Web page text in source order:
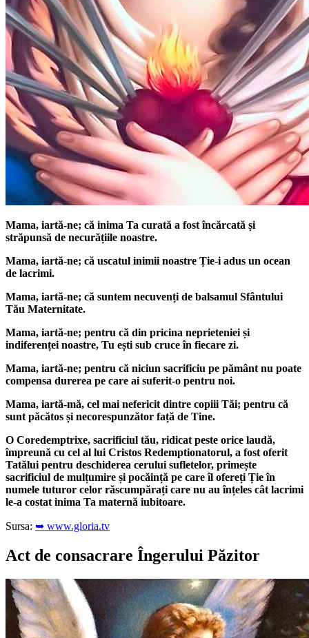
Mama, iartă-ne; că inima Ta curată a fost încărcată și
străpunsă de necurățiile noastre.
Mama, iartă-ne; că uscatul inimii noastre Ție-i adus un ocean
de lacrimi.
Mama, iartă-ne; că suntem necuvenți de balsamul Sfântului
Tău Maternitate.
Mama, iartă-ne; pentru că din pricina neprieteniei și
indiferenței noastre, Tu ești sub cruce în fiecare zi.
Mama, iartă-ne; pentru că niciun sacrificiu pe pământ nu poate
compensa durerea pe care ai suferit-o pentru noi.
Mama, iartă-mă, cel mai nefericit dintre copiii Tăi; pentru că
sunt păcătos și necorespunzător față de Tine.
O Coredemptrixe, sacrificiul tău, ridicat peste orice laudă,
împreună cu cel al lui Cristos Redemptionatorul, a fost oferit
Tatălui pentru deschiderea cerului sufletelor, primește
sacrificiul de mulțumire și pocăință pe care îl ofereți Ție în
numele tuturor celor răscumpărați care nu au înțeles cât lacrimi
le-a costat inima Ta maternă iubitoare.
Sursa: ➥ www.gloria.tv
Act de consacrare Îngerului Păzitor